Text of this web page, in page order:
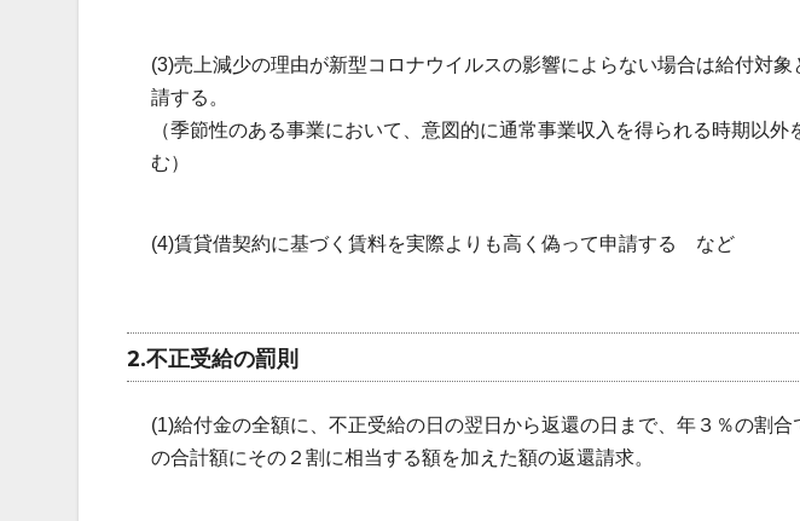
(3)売上減少の理由が新型コロナウイルスの影響によらない場合は給付対
請する。
（季節性のある事業において、意図的に通常事業収入を得られる時期以
む）
(4)賃貸借契約に基づく賃料を実際よりも高く偽って申請する など
2.不正受給の罰則
(1)給付金の全額に、不正受給の日の翌日から返還の日まで、年３％の割
の合計額にその２割に相当する額を加えた額の返還請求。